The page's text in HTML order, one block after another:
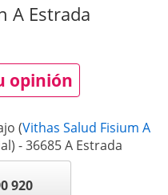
A Estrada
opinión
(Vithas Salud Fisium A
-36685A Estrada
920